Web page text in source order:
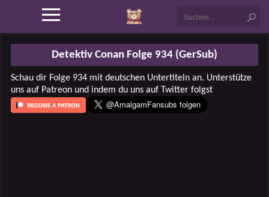
Detektiv Conan Folge 934 (GerSub)
Schau dir Folge 934 mit deutschen Untertiteln an. Unterstütze
uns auf Patreon und indem du uns auf Twitter folgst